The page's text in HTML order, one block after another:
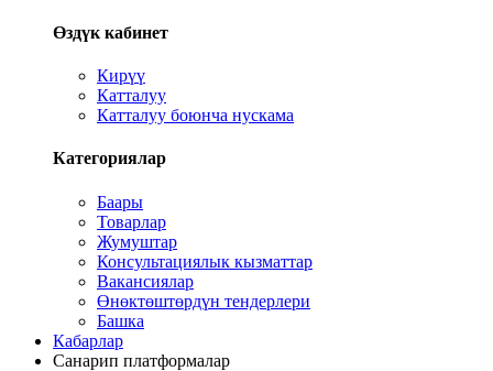
Өздүк кабинет
Кирүү
Катталуу
Катталуу боюнча нускама
Категориялар
Баары
Товарлар
Жумуштар
Консультациялык кызматтар
Вакансиялар
Өнөктөштөрдүн тендерлери
Башка
Кабарлар
Санарип платформалар